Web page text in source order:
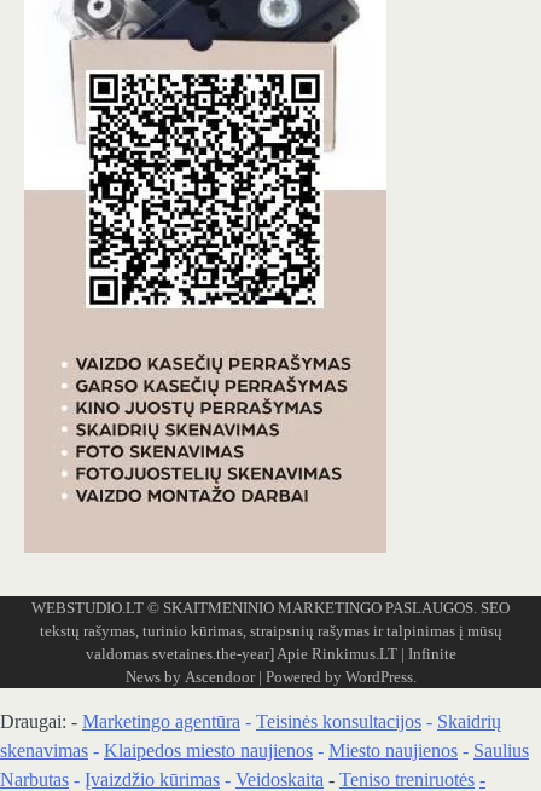
WEBSTUDIO.LT © SKAITMENINIO MARKETINGO PASLAUGOS. SEO
tekstų rašymas, turinio kūrimas, straipsnių rašymas ir talpinimas į mūsų
valdomas svetaines.the-year] Apie Rinkimus.LT| Infinite
News by Ascendoor| Powered by WordPress.
Draugai: - Marketingo agentūra - Teisinės konsultacijos - Skaidrių
skenavimas - Klaipedos miesto naujienos - Miesto naujienos - Saulius
Narbutas - Įvaizdžio kūrimas - Veidoskaita - Teniso treniruotės -